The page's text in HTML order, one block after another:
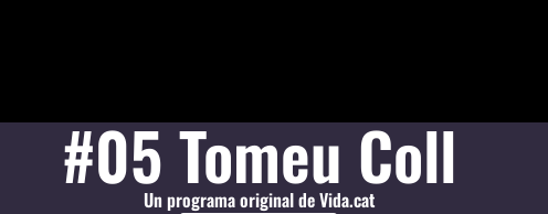
#05 Tomeu Coll
Un programa original de Vida.cat